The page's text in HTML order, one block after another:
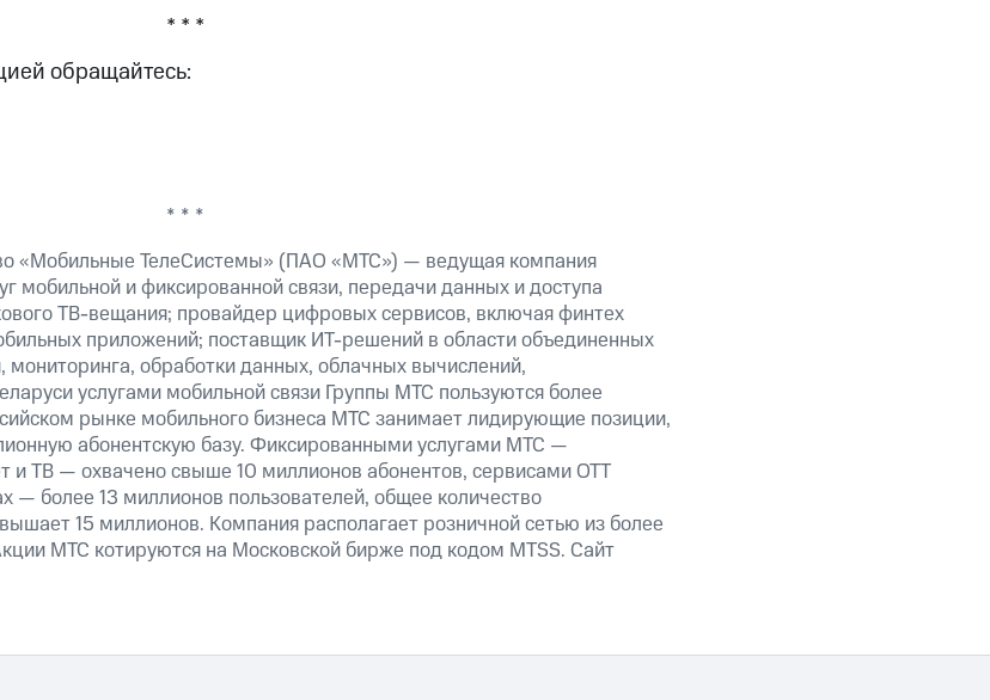
* * *
обращайтесь:
* * *
«Мобильные ТелеСистемы» (ПАО «МТС») — ведущая компания
мобильной и фиксированной связи, передачи данных и доступа
ТВ-вещания; провайдер цифровых сервисов, включая финтех
приложений; поставщик ИТ-решений в области объединенных
обработки данных, облачных вычислений,
услугами мобильной связи Группы МТС пользуются более
рынке мобильного бизнеса МТС занимает лидирующие позиции,
абонентскую базу. Фиксированными услугами МТС —
и ТВ — охвачено свыше 10 миллионов абонентов, сервисами OTT
— более 13 миллионов пользователей, общее количество
15 миллионов. Компания располагает розничной сетью из более
МТС котируются на Московской бирже под кодом MTSS. Сайт